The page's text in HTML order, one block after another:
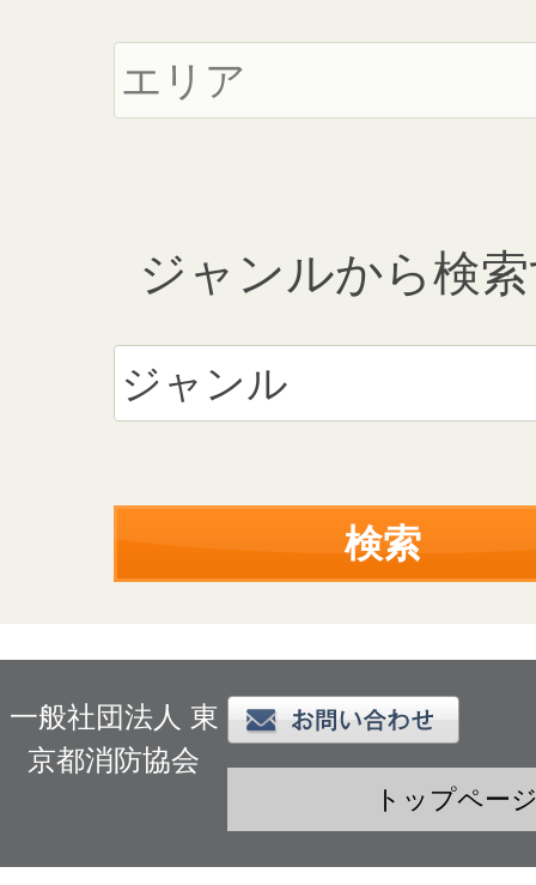
ジャンルから検
一般社団法人 東
京都消防協会
トップペー